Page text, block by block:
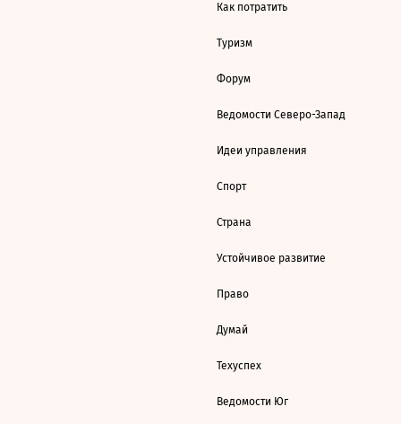
Как потратить
Туризм
Форум
Ведомости Северо-Запад
Идеи управления
Спорт
Страна
Устойчивое развитие
Право
Думай
Техуспех
Ведомости Юг